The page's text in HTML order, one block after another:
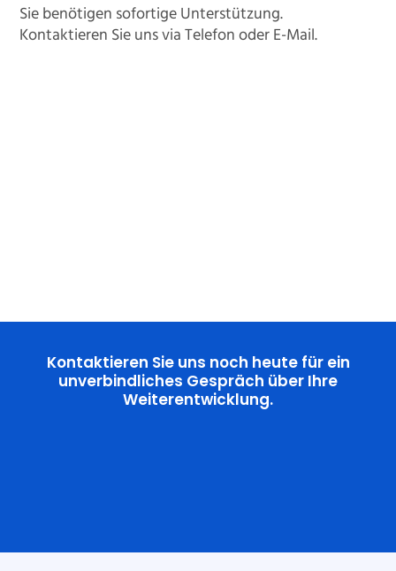
Sie benötigen sofortige Unterstützung.
Kontaktieren Sie uns via Telefon oder E-Mail.
Kontaktieren Sie uns noch heute für ein
unverbindliches Gespräch über Ihre
Weiterentwicklung.